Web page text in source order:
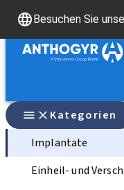
Besuchen Sie
Kategorien
Implantate
Einheil- und